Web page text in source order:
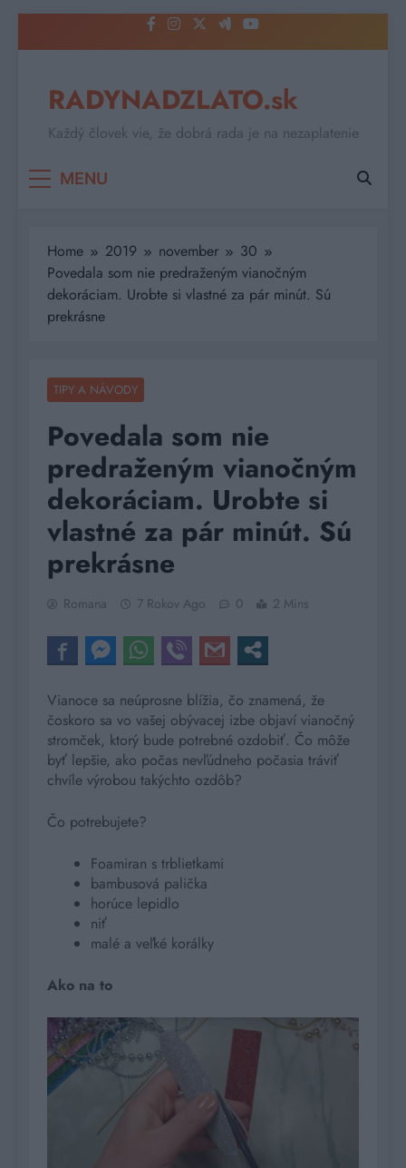
to
RADYNADZLATO.sk
Každý človek vie, že dobrá rada je na nezaplatenie
MENU
Home 2019 november
30
Povedala som nie predraženým vianočným
dekoráciam. Urobte si vlastné za pár minút. Sú
prekrásne
TIPY A NÁVODY
Povedala som nie
predraženým vianočným
dekoráciam. Urobte si
vlastné za pár minút. Sú
prekrásne
Romana 7 Rokov Ago 0 2 Mins
Vianoce sa neúprosne blížia, čo znamená, že
čoskoro sa vo vašej obývacej izbe objaví vianočný
stromček, ktorý bude potrebné ozdobiť. Čo môže
byť lepšie, ako počas nevľúdneho počasia tráviť
chvíle výrobou takýchto ozdôb?
Čo potrebujete?
Foamiran s trblietkami
bambusová palička
horúce lepidlo
niť
malé a veľké korálky
Ako na to